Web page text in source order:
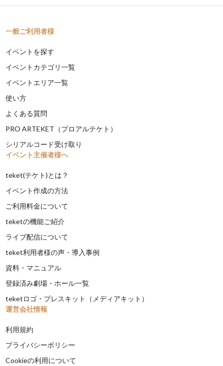
一般ご利用者様
イベントを探す
イベントカテゴリ一覧
イベントエリア一覧
使い方
よくある質問
PRO ARTEKET（プロアルテケト）
シリアルコード受け取り
イベント主催者様へ
teket(テケト)とは？
イベント作成の方法
ご利用料金について
teketの機能ご紹介
ライブ配信について
teket利用者様の声・導入事例
資料・マニュアル
登録済み劇場・ホール一覧
teketロゴ・プレスキット（メディアキット）
運営会社情報
利用規約
プライバシーポリシー
Cookieの利用について